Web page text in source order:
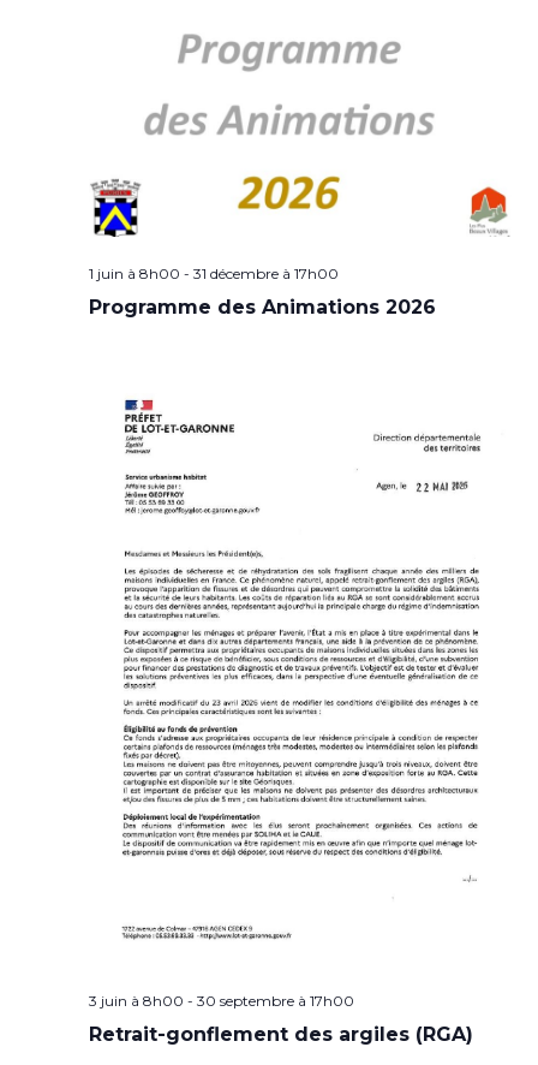
1 juin à 8h00 - 31 décembre à 17h00
Programme des Animations 2026
3 juin à 8h00 - 30 septembre à 17h00
Retrait-gonflement des argiles (RGA)